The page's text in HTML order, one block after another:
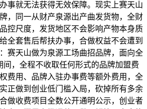
事就无法获得无效保障。现实上赛天山
，同一从财产泉源出产曲发货物，全财
控尺度，发货地区不会影响产物本身质
全套售后帮扶办事，合做权益不会遭到
赛天山做为泉源工场曲招品牌，面向全
间，全程不收取任何形式的品牌加盟费
费用、品牌入驻办事费等额外费用，全
正做到创业低门槛入局，砍掉所有多余
做收费项目全数公开通明公示，创业者